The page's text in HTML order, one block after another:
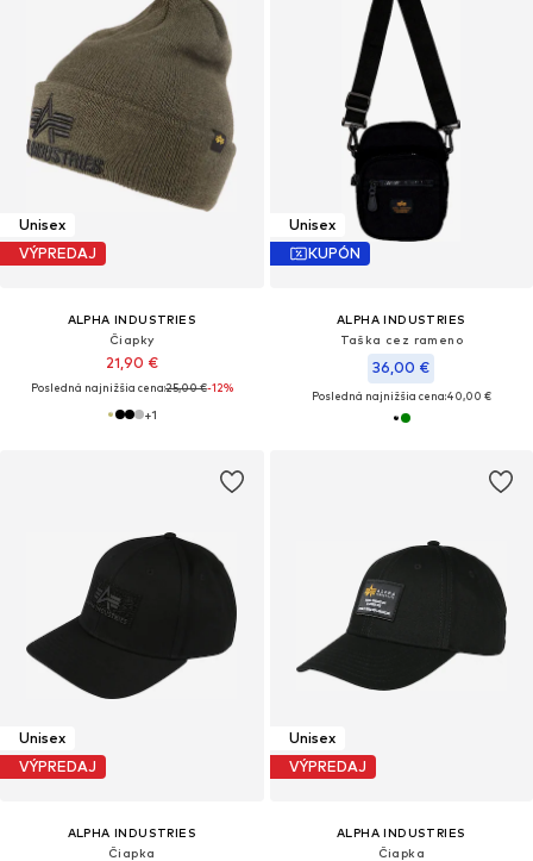
Unisex
VÝPREDAJ
ALPHA INDUSTRIES
Čiapky
21,90 €
Posledná najnižšia cena:25,00 €-12%
+1
Unisex
KUPÓN
ALPHA INDUSTRIES
Taška cez rameno
36,00 €
Posledná najnižšia cena:40,00 €
Unisex
VÝPREDAJ
ALPHA INDUSTRIES
Čiapka
Unisex
VÝPREDAJ
ALPHA INDUSTRIES
Čiapka